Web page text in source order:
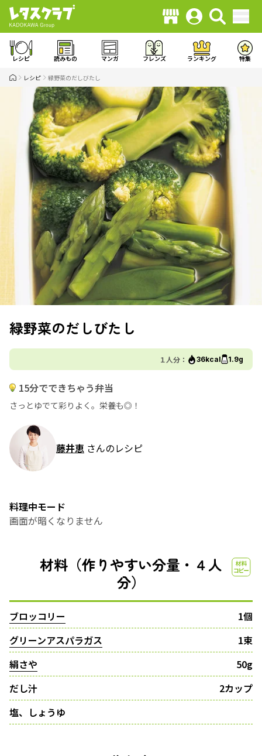
レシピ 読みもの マンガ フレンズ ランキング 特集
レシピ 緑野菜のだしびたし
緑野菜のだしびたし
１人分： 36kcal 1.9g
15分でできちゃう弁当
さっとゆでて彩りよく。栄養も◎！
藤井恵 さんのレシピ
料理中モード
画面が暗くなりません
材料（作りやすい分量・４人
分）
ブロッコリー
1個
グリーンアスパラガス
1束
絹さや
50g
だし汁
2カップ
塩、しょうゆ